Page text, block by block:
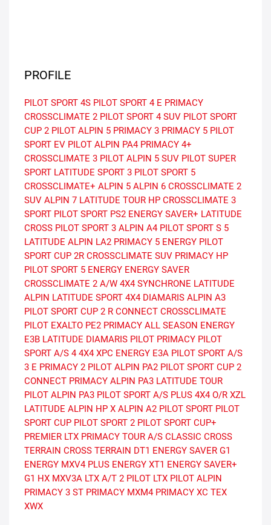
PROFILE
PILOT SPORT 4S PILOT SPORT 4 E PRIMACY
CROSSCLIMATE 2 PILOT SPORT 4 SUV PILOT SPORT
CUP 2 PILOT ALPIN 5 PRIMACY 3 PRIMACY 5 PILOT
SPORT EV PILOT ALPIN PA4 PRIMACY 4+
CROSSCLIMATE 3 PILOT ALPIN 5 SUV PILOT SUPER
SPORT LATITUDE SPORT 3 PILOT SPORT 5
CROSSCLIMATE+ ALPIN 5 ALPIN 6 CROSSCLIMATE 2
SUV ALPIN 7 LATITUDE TOUR HP CROSSCLIMATE 3
SPORT PILOT SPORT PS2 ENERGY SAVER+ LATITUDE
CROSS PILOT SPORT 3 ALPIN A4 PILOT SPORT S 5
LATITUDE ALPIN LA2 PRIMACY 5 ENERGY PILOT
SPORT CUP 2R CROSSCLIMATE SUV PRIMACY HP
PILOT SPORT 5 ENERGY ENERGY SAVER
CROSSCLIMATE 2 A/W 4X4 SYNCHRONE LATITUDE
ALPIN LATITUDE SPORT 4X4 DIAMARIS ALPIN A3
PILOT SPORT CUP 2 R CONNECT CROSSCLIMATE
PILOT EXALTO PE2 PRIMACY ALL SEASON ENERGY
E3B LATITUDE DIAMARIS PILOT PRIMACY PILOT
SPORT A/S 4 4X4 XPC ENERGY E3A PILOT SPORT A/S
3 E PRIMACY 2 PILOT ALPIN PA2 PILOT SPORT CUP 2
CONNECT PRIMACY ALPIN PA3 LATITUDE TOUR
PILOT ALPIN PA3 PILOT SPORT A/S PLUS 4X4 O/R XZL
LATITUDE ALPIN HP X ALPIN A2 PILOT SPORT PILOT
SPORT CUP PILOT SPORT 2 PILOT SPORT CUP+
PREMIER LTX PRIMACY TOUR A/S CLASSIC CROSS
TERRAIN CROSS TERRAIN DT1 ENERGY SAVER G1
ENERGY MXV4 PLUS ENERGY XT1 ENERGY SAVER+
G1 HX MXV3A LTX A/T 2 PILOT LTX PILOT ALPIN
PRIMACY 3 ST PRIMACY MXM4 PRIMACY XC TEX
XWX